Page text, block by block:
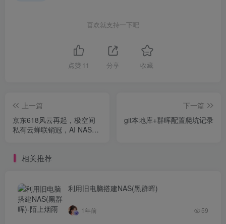
喜欢就支持一下吧
点赞 11 分享 收藏
上一篇
京东618风云再起，极空间
私有云蝉联销冠，AI NAS技
下一篇
git本地库+群晖配置爬坑记录
相关推荐
利用旧电脑搭建NAS(黑群晖)
1年前 59